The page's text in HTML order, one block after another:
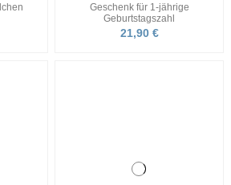
21,90 €